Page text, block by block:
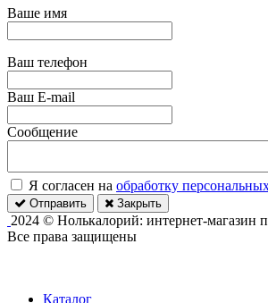
Ваше имя
Ваш телефон
Ваш E-mail
Сообщение
Я согласен на обработку
Отправить Закрыть
2024 © Нолькалорий: интернет-магазин
Все права защищены
Каталог